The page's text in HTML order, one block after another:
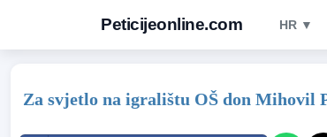
Peticijeonline.com HR ▼
Za svjetlo na igralištu OŠ don Mihovil